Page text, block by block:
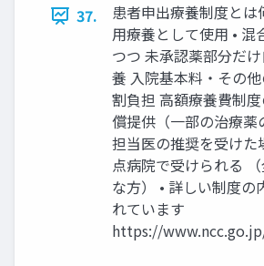
37.
患者申出療養制度と
⽤療養として使⽤ •
つつ 未承認薬部分だ
養 ⼊院基本料・その
割負担 ⾼額療養費制
償提供（⼀部の治療薬
担当医の推奨を受け
点病院で受けられる
な⽅） • 詳しい制度
れています
https://